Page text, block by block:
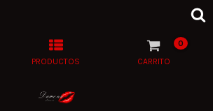
PRODUCTOS CARRITO
0